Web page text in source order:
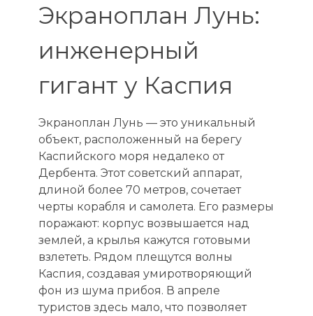
Экраноплан Лунь:
инженерный
гигант у Каспия
Экраноплан Лунь — это уникальный
объект, расположенный на берегу
Каспийского моря недалеко от
Дербента. Этот советский аппарат,
длиной более 70 метров, сочетает
черты корабля и самолета. Его размеры
поражают: корпус возвышается над
землей, а крылья кажутся готовыми
взлететь. Рядом плещутся волны
Каспия, создавая умиротворяющий
фон из шума прибоя. В апреле
туристов здесь мало, что позволяет